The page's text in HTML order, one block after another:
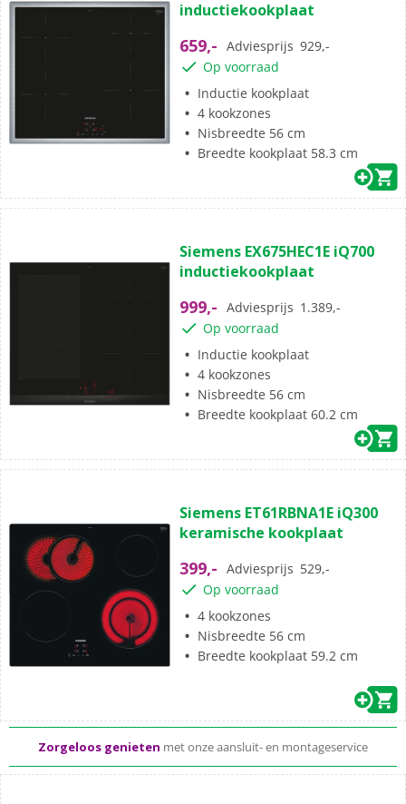
inductiekookplaat
659,- Adviesprijs 929,-
Op voorraad
Inductie kookplaat
4 kookzones
Nisbreedte 56 cm
Breedte kookplaat 58.3 cm
Siemens EX675HEC1E iQ700
inductiekookplaat
999,- Adviesprijs 1.389,-
Op voorraad
Inductie kookplaat
4 kookzones
Nisbreedte 56 cm
Breedte kookplaat 60.2 cm
Siemens ET61RBNA1E iQ300
keramische kookplaat
399,- Adviesprijs 529,-
Op voorraad
4 kookzones
Nisbreedte 56 cm
Breedte kookplaat 59.2 cm
Standaardgratis
Zorgeloos genieten met onze aansluit- en montageservice